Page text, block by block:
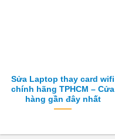
Sửa Laptop thay card wifi
chính hãng TPHCM – Cửa
hàng gần đây nhất